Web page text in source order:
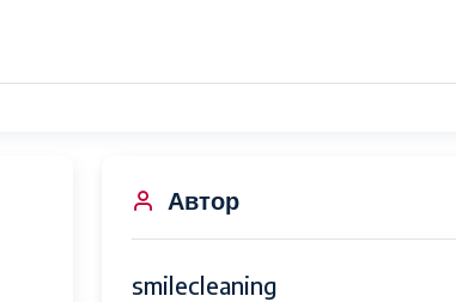
Автор
smilecleaning